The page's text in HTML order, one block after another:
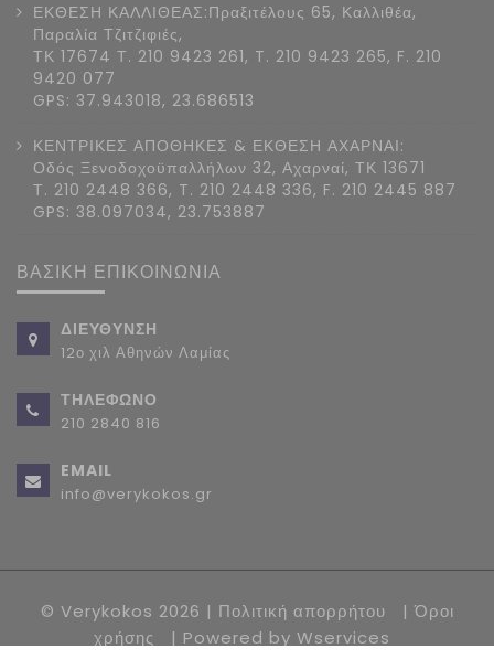
ΕΚΘΕΣΗ ΚΑΛΛΙΘΕΑΣ:Πραξιτέλους 65, Καλλιθέα,
Παραλία Τζιτζιφιές,
ΤΚ 17674 Τ. 210 9423 261, T. 210 9423 265, F. 210
9420 077
GPS: 37.943018, 23.686513
ΚΕΝΤΡΙΚΕΣ ΑΠΟΘΗΚΕΣ & ΕΚΘΕΣΗ ΑΧΑΡΝΑΙ:
Οδός Ξενοδοχοϋπαλλήλων 32, Αχαρναί, ΤΚ 13671
Τ. 210 2448 366, T. 210 2448 336, F. 210 2445 887
GPS: 38.097034, 23.753887
ΒΑΣΙΚΗ ΕΠΙΚΟΙΝΩΝΙΑ
ΔΙΕΥΘΥΝΣΗ
12ο χιλ Αθηνών Λαμίας
ΤΗΛΕΦΩΝΟ
210 2840 816
EMAIL
info@verykokos.gr
© Verykokos 2026 | Πολιτική απορρήτου |Όροι
χρήσης
| Powered by Wservices